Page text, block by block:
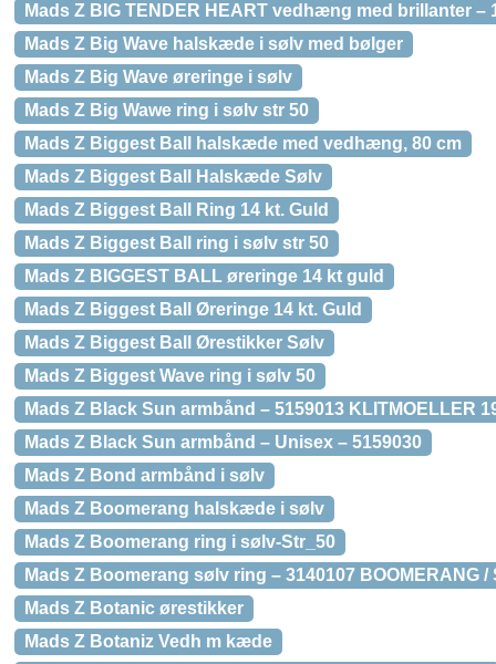
Mads Z BIG TENDER HEART vedhæng med brillanter –
Mads Z Big Wave halskæde i sølv med bølger
Mads Z Big Wave øreringe i sølv
Mads Z Big Wawe ring i sølv str 50
Mads Z Biggest Ball halskæde med vedhæng, 80 cm
Mads Z Biggest Ball Halskæde Sølv
Mads Z Biggest Ball Ring 14 kt. Guld
Mads Z Biggest Ball ring i sølv str 50
Mads Z BIGGEST BALL øreringe 14 kt guld
Mads Z Biggest Ball Øreringe 14 kt. Guld
Mads Z Biggest Ball Ørestikker Sølv
Mads Z Biggest Wave ring i sølv 50
Mads Z Black Sun armbånd – 5159013 KLITMOELLER
Mads Z Black Sun armbånd – Unisex – 5159030
Mads Z Bond armbånd i sølv
Mads Z Boomerang halskæde i sølv
Mads Z Boomerang ring i sølv-Str_50
Mads Z Boomerang sølv ring – 3140107 BOOMERANG /
Mads Z Botanic ørestikker
Mads Z Botaniz Vedh m kæde